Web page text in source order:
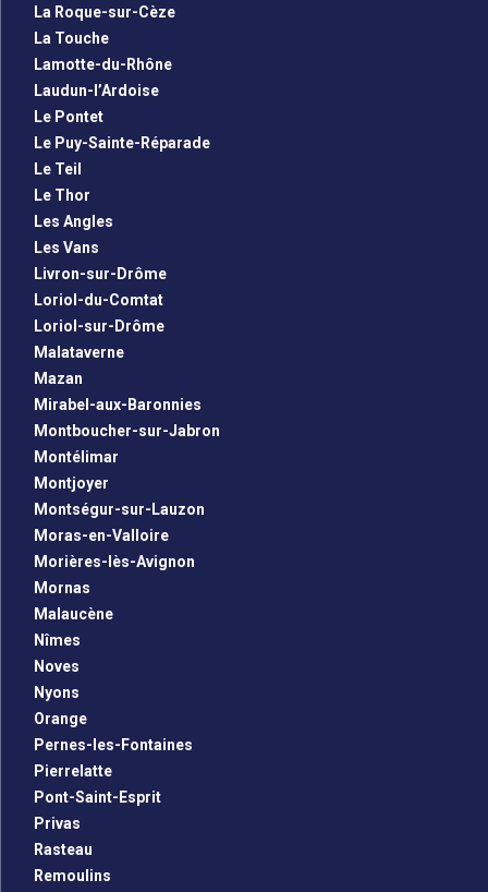
La Roque-sur-Cèze
La Touche
Lamotte-du-Rhône
Laudun-l’Ardoise
Le Pontet
Le Puy-Sainte-Réparade
Le Teil
Le Thor
Les Angles
Les Vans
Livron-sur-Drôme
Loriol-du-Comtat
Loriol-sur-Drôme
Malataverne
Mazan
Mirabel-aux-Baronnies
Montboucher-sur-Jabron
Montélimar
Montjoyer
Montségur-sur-Lauzon
Moras-en-Valloire
Morières-lès-Avignon
Mornas
Malaucène
Nîmes
Noves
Nyons
Orange
Pernes-les-Fontaines
Pierrelatte
Pont-Saint-Esprit
Privas
Rasteau
Remoulins